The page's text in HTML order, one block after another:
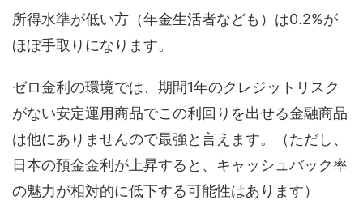
所得水準が低い方（年金生活者なども）は0.2%が
ほぼ手取りになります。
ゼロ金利の環境では、期間1年のクレジットリスク
がない安定運用商品でこの利回りを出せる金融商品
は他にありませんので最強と言えます。（ただし、
日本の預金金利が上昇すると、キャッシュバック率
の魅力が相対的に低下する可能性はあります）